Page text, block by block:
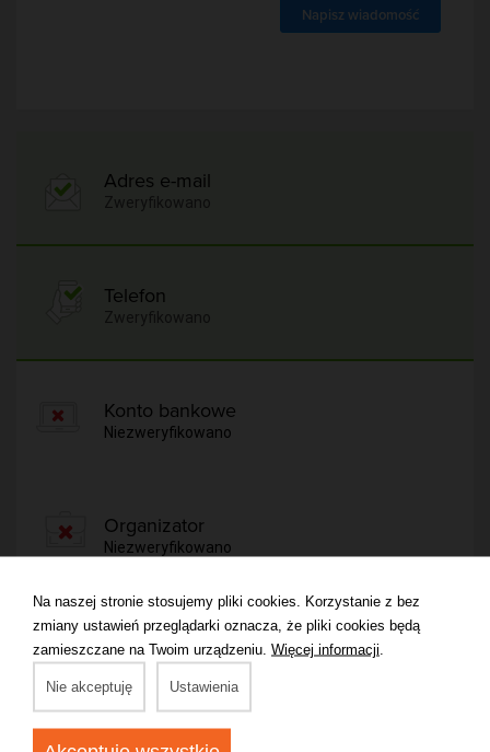
Napisz wiadomość
Adres e-mail
Zweryfikowano
Telefon
Zweryfikowano
Konto bankowe
Niezweryfikowano
Organizator
Niezweryfikowano
Atrakcje
Na naszej stronie stosujemy pliki cookies. Korzystanie z bez
zmiany ustawień przeglądarki oznacza, że pliki cookies będą
zamieszczane na Twoim urządzeniu. Więcej informacji
Nie akceptuję Ustawienia